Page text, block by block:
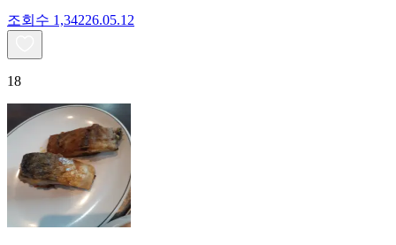
조회수 1,34226.05.12
18